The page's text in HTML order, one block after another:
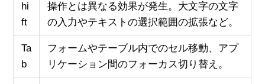
hi
ft
操作とは異なる効果が発生。大文字の文字
の入力やテキストの選択範囲の拡張など。
Ta
b
フォームやテーブル内でのセル移動、アプ
リケーション間のフォーカス切り替え。